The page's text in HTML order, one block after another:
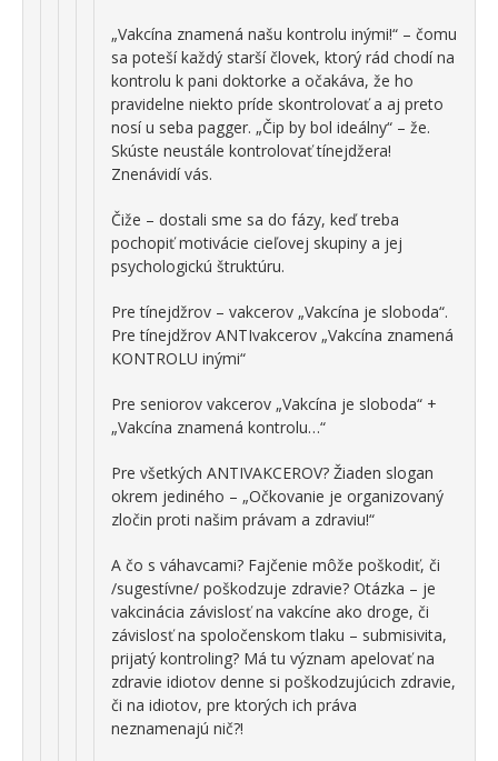
„Vakcína znamená našu kontrolu inými!“ – čomu
sa poteší každý starší človek, ktorý rád chodí na
kontrolu k pani doktorke a očakáva, že ho
pravidelne niekto príde skontrolovať a aj preto
nosí u seba pagger. „Čip by bol ideálny“ – že.
Skúste neustále kontrolovať tínejdžera!
Znenávidí vás.
Čiže – dostali sme sa do fázy, keď treba
pochopiť motivácie cieľovej skupiny a jej
psychologickú štruktúru.
Pre tínejdžrov – vakcerov „Vakcína je sloboda“.
Pre tínejdžrov ANTIvakcerov „Vakcína znamená
KONTROLU inými“
Pre seniorov vakcerov „Vakcína je sloboda“ +
„Vakcína znamená kontrolu…“
Pre všetkých ANTIVAKCEROV? Žiaden slogan
okrem jediného – „Očkovanie je organizovaný
zločin proti našim právam a zdraviu!“
A čo s váhavcami? Fajčenie môže poškodiť, či
/sugestívne/ poškodzuje zdravie? Otázka – je
vakcinácia závislosť na vakcíne ako droge, či
závislosť na spoločenskom tlaku – submisivita,
prijatý kontroling? Má tu význam apelovať na
zdravie idiotov denne si poškodzujúcich zdravie,
či na idiotov, pre ktorých ich práva
neznamenajú nič?!